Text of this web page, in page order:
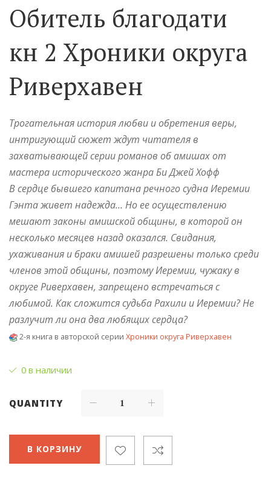
Обитель благодати
кн 2 Хроники округа
Риверхавен
Трогательная история любви и обретения веры,
интригующий сюжет ждут читателя в
захватывающей серии романов об амишах от
мастера исторического жанра Би Джей Хофф
В сердце бывшего капитана речного судна Иеремии
Гэнта живет надежда… Но ее осуществлению
мешают законы амишской общины, в которой он
несколько месяцев назад оказался. Свидания,
ухаживания и браки амишей разрешены только среди
членов этой общины, поэтому Иеремии, чужаку в
округе Риверхавен, запрещено встречаться с
любимой. Как сложится судьба Рахили и Иеремии? Не
разлучит ли она два любящих сердца?
2-я книга в авторской серии Хроники округа Риверхавен
0 в наличии
QUANTITY
В КОРЗИНУ